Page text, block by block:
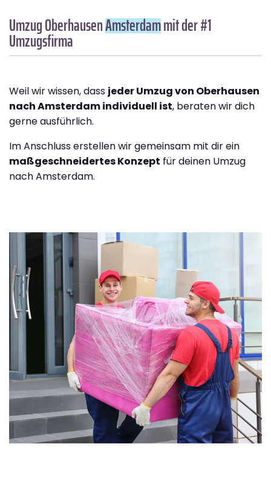
Umzug OberhausenAmsterdammit der #1
Umzugsfirma
Weil wir wissen, dass jeder Umzug von Oberhausen
nach Amsterdam individuell ist, beraten wir dich
gerne ausführlich.
Im Anschluss erstellen wir gemeinsam mit dir ein
maßgeschneidertes Konzept für deinen Umzug
nach Amsterdam.